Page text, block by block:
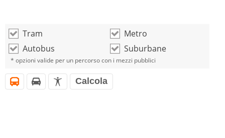
o Tram o Metro
o Autobus o Suburbane
* opzioni valide per un percorso con i mezzi pubblici
i h l Calcola